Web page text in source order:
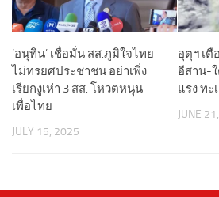
‘อนุทิน’ เชื่อมั่น สส.ภูมิใจไทย
ไม่ทรยศประชาชน อย่าเพิ่ง
เรียกงูเห่า 3 สส. โหวตหนุน
เพื่อไทย
JULY 15, 2025
อุตุฯ เ
อีสาน-
แรง ทะ
JUNE